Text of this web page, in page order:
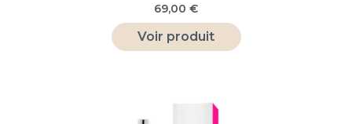
69,00 €
Voir produit